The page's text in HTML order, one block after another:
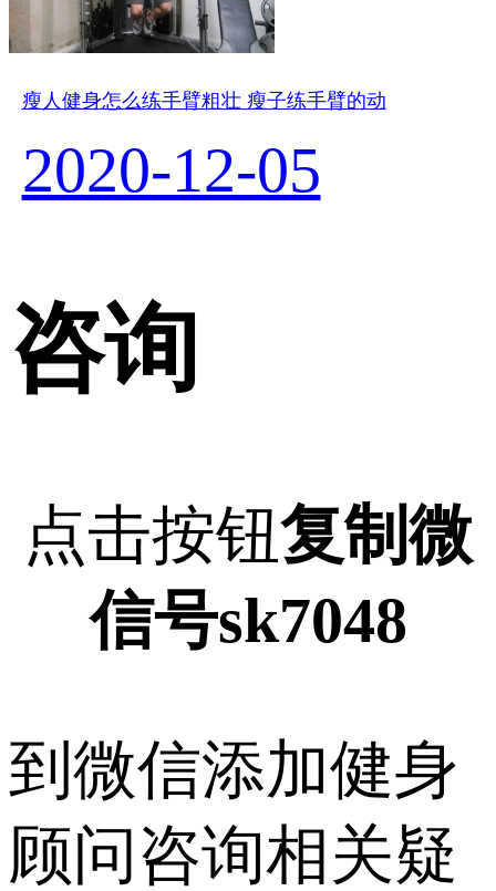
瘦人健身怎么练手臂粗壮 瘦子练手臂的动
2020-12-05
咨询
点击按钮复制微
信号sk7048
到微信添加健身
顾问咨询相关疑